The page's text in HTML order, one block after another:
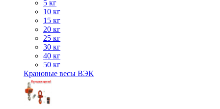
5 кг
10 кг
15 кг
20 кг
25 кг
30 кг
40 кг
50 кг
Крановые весы ВЭК